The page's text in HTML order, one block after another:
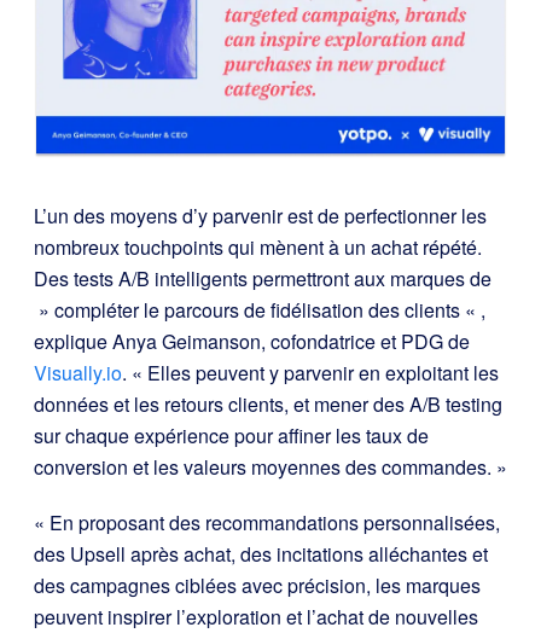
L’un des moyens d’y parvenir est de perfectionner les
nombreux touchpoints qui mènent à un achat répété.
Des tests A/B intelligents permettront aux marques de
» compléter le parcours de fidélisation des clients « ,
explique Anya Geimanson, cofondatrice et PDG de
Visually.io. « Elles peuvent y parvenir en exploitant les
données et les retours clients, et mener des A/B testing
sur chaque expérience pour affiner les taux de
conversion et les valeurs moyennes des commandes. »
« En proposant des recommandations personnalisées,
des Upsell après achat, des incitations alléchantes et
des campagnes ciblées avec précision, les marques
peuvent inspirer l’exploration et l’achat de nouvelles